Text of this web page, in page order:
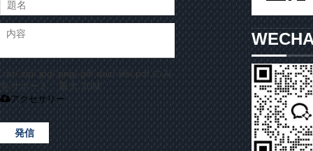
.rar/.zip/.jpg/.png/.gif/.doc/.xls/.pdf のみ
をサポート、最大 20M
アクセサリー
発信